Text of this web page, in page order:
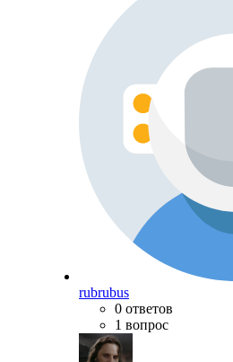
rubrubus
0 ответов
1 вопрос